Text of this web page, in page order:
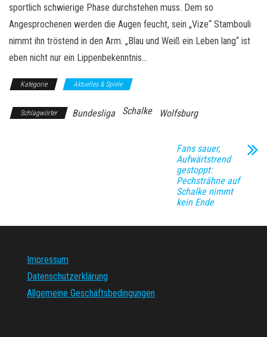
sportlich schwierige Phase durchstehen muss. Dem so
Angesprochenen werden die Augen feucht, sein „Vize“ Stambouli
nimmt ihn tröstend in den Arm. „Blau und Weiß ein Leben lang“ ist
eben nicht nur ein Lippenbekenntnis…
Kategorie Aktuelles & Spiele
Schlagwörter Bundesliga Schalke Wolfsburg
Fans sauer,
Aufwärtstrend
gestoppt:
Pechsträhne auf
Schalke nimmt
kein Ende
Impressum
Datenschutzerklärung
Allgemeine Geschäftsbedingungen